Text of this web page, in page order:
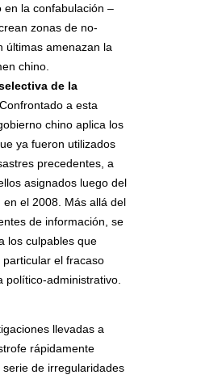
en la confabulación –
zonas de no-
últimas amenazan la
chino.
de la
Confrontado a esta
chino aplica los
ya fueron utilizados
precedentes, a
asignados luego del
el 2008. Más allá del
de información, se
los culpables que
el fracaso
político-administrativo.
llevadas a
rápidamente
de irregularidades